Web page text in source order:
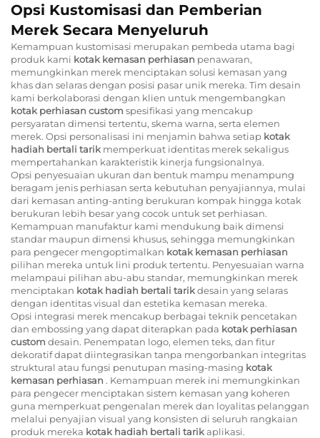
Opsi Kustomisasi dan Pemberian
Merek Secara Menyeluruh
Kemampuan kustomisasi merupakan pembeda utama bagi
produk kami kotak kemasan perhiasan penawaran,
memungkinkan merek menciptakan solusi kemasan yang
khas dan selaras dengan posisi pasar unik mereka. Tim desain
kami berkolaborasi dengan klien untuk mengembangkan
kotak perhiasan custom spesifikasi yang mencakup
persyaratan dimensi tertentu, skema warna, serta elemen
merek. Opsi personalisasi ini menjamin bahwa setiap kotak
hadiah bertali tarik memperkuat identitas merek sekaligus
mempertahankan karakteristik kinerja fungsionalnya.
Opsi penyesuaian ukuran dan bentuk mampu menampung
beragam jenis perhiasan serta kebutuhan penyajiannya, mulai
dari kemasan anting-anting berukuran kompak hingga kotak
berukuran lebih besar yang cocok untuk set perhiasan.
Kemampuan manufaktur kami mendukung baik dimensi
standar maupun dimensi khusus, sehingga memungkinkan
para pengecer mengoptimalkan kotak kemasan perhiasan
pilihan mereka untuk lini produk tertentu. Penyesuaian warna
melampaui pilihan abu-abu standar, memungkinkan merek
menciptakan kotak hadiah bertali tarikdesain yang selaras
dengan identitas visual dan estetika kemasan mereka.
Opsi integrasi merek mencakup berbagai teknik pencetakan
dan embossing yang dapat diterapkan pada kotak perhiasan
custom desain. Penempatan logo, elemen teks, dan fitur
dekoratif dapat diintegrasikan tanpa mengorbankan integritas
struktural atau fungsi penutupan masing-masing kotak
kemasan perhiasan . Kemampuan merek ini memungkinkan
para pengecer menciptakan sistem kemasan yang koheren
guna memperkuat pengenalan merek dan loyalitas pelanggan
melalui penyajian visual yang konsisten di seluruh rangkaian
produk mereka kotak hadiah bertali tarikaplikasi.